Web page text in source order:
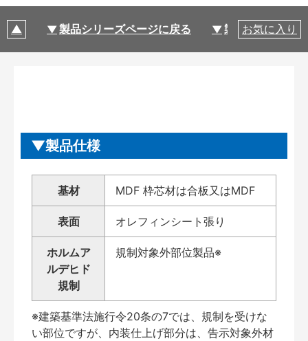
製品シリーズページに戻る 製品仕様
お気に入り
製品仕様
基材 MDF 枠芯材は合板又はMDF
表面 オレフィンシート張り
ホルムア
ルデヒド
規制
規制対象外部位製品※
※建築基準法施行令20条の7では、規制を受けな
い部位ですが、内装仕上げ部分は、告示対象外材